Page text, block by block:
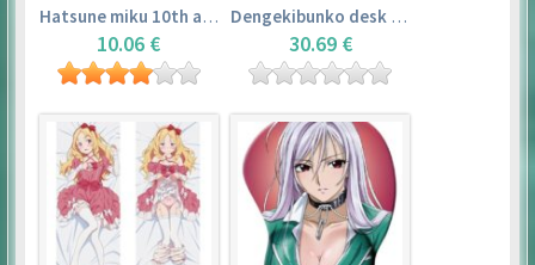
Hatsune miku 10th anniversary book
10.06 €
Dengekibunko desk calendar 2018
30.69 €